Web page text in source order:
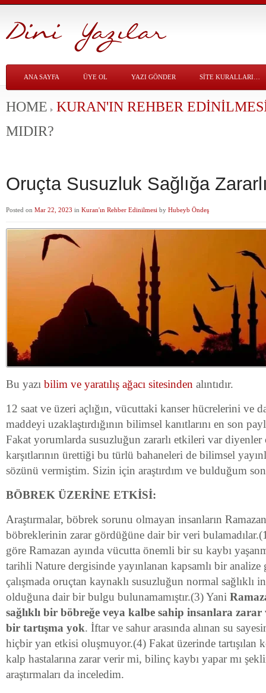
ANA SAYFA ÜYE OL YAZI GÖNDER SITE KURALLARI…
HOME KURAN'IN REHBER
MIDIR?
Oruçta Susuzluk Sağlığa
Posted on Mar 22, 2023 in Kuran'ın Rehber Edinilmesi by Hubeyb Öndeş
Bu yazı bilim ve yaratılış ağacı sitesinden alıntıdır.
12 saat ve üzeri açlığın, vücuttaki kanser hücrelerini ve
maddeyi uzaklaştırdığının bilimsel kanıtlarını en son
Fakat yorumlarda susuzluğun zararlı etkileri var
karşıtlarının ürettiği bu türlü bahaneleri de bilimsel
sözünü vermiştim. Sizin için araştırdım ve bulduğum
BÖBREK ÜZERİNE ETKİSİ:
Araştırmalar, böbrek sorunu olmayan insanların
böbreklerinin zarar gördüğüne dair bir veri
göre Ramazan ayında vücutta önemli bir su kaybı
tarihli Nature dergisinde yayınlanan kapsamlı bir analize
çalışmada oruçtan kaynaklı susuzluğun normal sağlıklı
olduğuna dair bir bulgu bulunamamıştır.(3) Yani
sağlıklı bir böbreğe veya kalbe sahip insanlara
bir tartışma yok. İftar ve sahur arasında alınan su
hiçbir yan etkisi oluşmuyor.(4) Fakat üzerinde tartışılan
kalp hastalarına zarar verir mi, bilinç kaybı yapar mı
araştırmaları da inceledim.